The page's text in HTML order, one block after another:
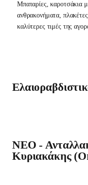
Μπαταρίες, καροτσάκια
ανθρακονήματα,
καλύτερες τιμές της
ΝΕΟ -
Κυριακάκης